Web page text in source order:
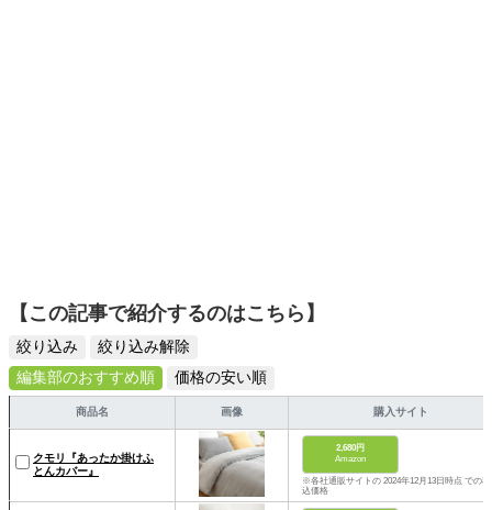
【この記事で紹介するのはこちら】
絞り込み
絞り込み解除
編集部のおすすめ順
価格の安い順
商品名 画像 購入サイト
クモリ『あったか掛けふ
とんカバー』
2,680円
Amazon
※各社通販サイトの 2024年12月13日時点 での税
込価格